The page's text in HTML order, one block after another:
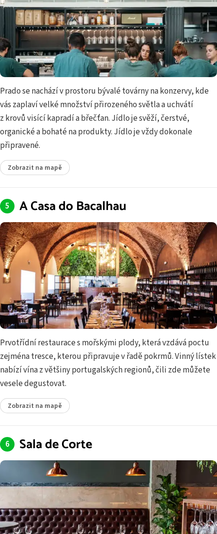
Prado se nachází v prostoru bývalé továrny na konzervy, kde
vás zaplaví velké množství přirozeného světla a uchvátí
z krovů visící kapradí a břečťan. Jídlo je svěží, čerstvé,
organické a bohaté na produkty. Jídlo je vždy dokonale
připravené.
Zobrazit na mapě
A Casa do Bacalhau
Prvotřídní restaurace s mořskými plody, která vzdává poctu
zejména tresce, kterou připravuje v řadě pokrmů. Vinný lístek
nabízí vína z většiny portugalských regionů, čili zde můžete
vesele degustovat.
Zobrazit na mapě
Sala de Corte